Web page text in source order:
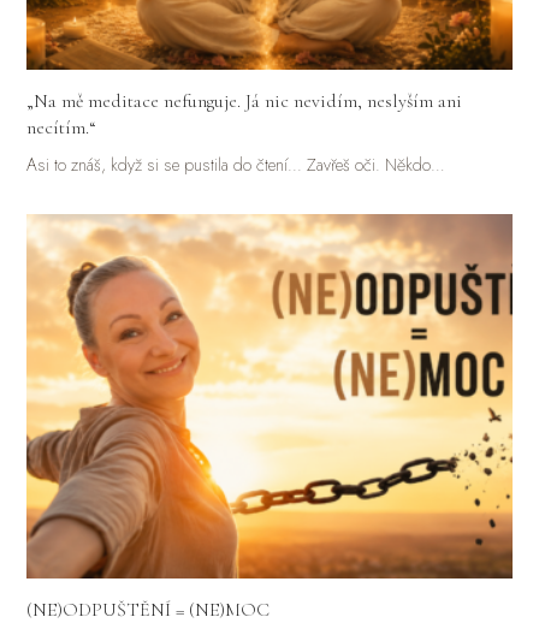
„Na mě meditace nefunguje. Já nic nevidím, neslyším ani
necítím.“
Asi to znáš, když si se pustila do čtení... Zavřeš oči. Někdo…
(NE)ODPUŠTĚNÍ = (NE)MOC